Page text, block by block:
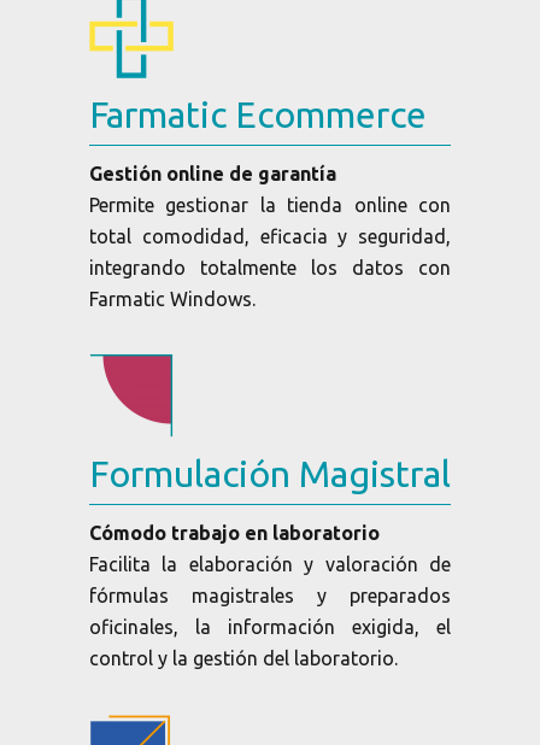
Farmatic Ecommerce
Gestión online de garantía
Permite gestionar la tienda online con
total comodidad, eficacia y seguridad,
integrando totalmente los datos con
Farmatic Windows.
Formulación Magistral
Cómodo trabajo en laboratorio
Facilita la elaboración y valoración de
fórmulas magistrales y preparados
oficinales, la información exigida, el
control y la gestión del laboratorio.